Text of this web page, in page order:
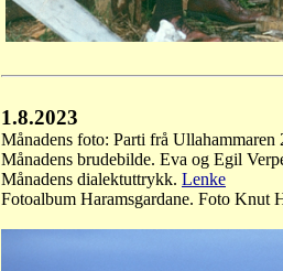
1.8.2023
Månadens foto: Parti frå Ullahammaren
Månadens brudebilde. Eva og Egil
Månadens dialektuttrykk. Lenke
Fotoalbum Haramsgardane. Foto Knut